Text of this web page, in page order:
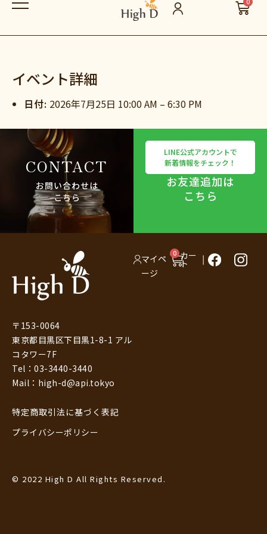
イベント詳細
日付: 2026年7月25日 10:00 AM – 6:30 PM
CONTACT
お問い合わせは
こちら
LINE公式アカウントで
新着情報をチェック！
お友達追加は
こちら
〒153-0064
東京都目黒区下目黒1-8-1 アル
コタワー7F
Tel：03-3440-3440
Mail：high-d@api.tokyo
特定商取引法に基づく表記
プライバシーポリシー
マイペ
ージ
0 カー
ト
© 2022 High D All Rights Reserved.